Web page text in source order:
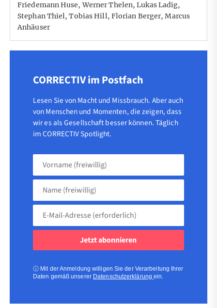
Friedemann Huse, Werner Thelen, Lukas Ladig,
Stephan Thiel, Tobias Hill, Florian Berger, Marcus
Anhäuser
CORRECTIV im Postfach
Lesen Sie von Macht und Missbrauch. Aber auch
von Menschen und Momenten, die zeigen, dass
wir es als Gesellschaft besser können. Täglich
im CORRECTIV Spotlight.
Vorname
Name
(freiwillig)
Adresse
ⓘ Mit der Anmeldung willigen Sie der Verarbeitung Ihrer
Daten gemäß unserer Datenschutzerklärungein.